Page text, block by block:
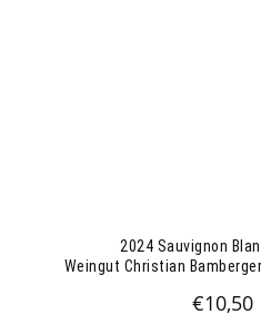
2024 Sauvignon
Weingut Christian
€10,50